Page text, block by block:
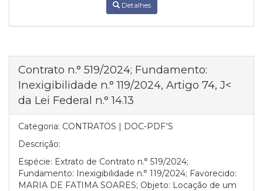
Detalhes
Contrato n.° 519/2024; Fundamento:
Inexigibilidade n.° 119/2024, Artigo 74, J<
da Lei Federal n.° 14.13
Categoria: CONTRATOS | DOC-PDF'S
Descrição:
Espécie: Extrato de Contrato n.° 519/2024;
Fundamento: Inexigibilidade n.° 119/2024; Favorecido:
MARIA DE FATIMA SOARES; Objeto: Locação de um